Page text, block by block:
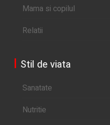
Mama si copilul
Relatii
Stil de viata
Sanatate
Nutritie